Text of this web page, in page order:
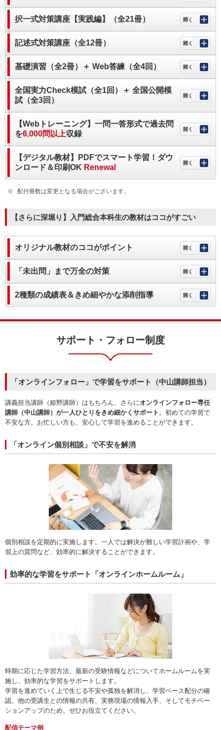
択一式対策講座【実践編】（全21冊）
記述式対策講座（全12冊）
基礎演習（全2冊）＋ Web答練（全4回）
全国実力Check模試（全1回）＋ 全国公開模
試（全3回）
【Webトレーニング】一問一答形式で過去問
を6,000問以上収録
【デジタル教材】PDFでスマート学習！ダウ
ンロード＆印刷OK Renewal
配付冊数は変更となる場合がございます。
【さらに深堀り】入門総合本科生の教材はココがすごい
オリジナル教材のココがポイント
「未出問」まで万全の対策
2種類の成績表＆きめ細やかな添削指導
サポート・フォロー制度
「オンラインフォロー」で学習をサポート（中山講師担当）
講義担当講師（姫野講師）はもちろん、さらにオンラインフォロー専任
講師（中山講師）が一人ひとりをきめ細かくサポート 。初めての学習で
不安な方、お忙しい方も、安心して学習を進めることができます。
「オンライン個別相談」で不安を解消
個別相談を定期的に実施します。一人では解決が難しい学習計画や、学
習上の質問など、効率的に解決することができます。
効率的な学習をサポート「オンラインホームルーム」
時期に応じた学習方法、最新の受験情報などについてホームルームを実
施し、効率的な学習をサポートします。
学習を進めていく上で生じる不安や孤独を解消し、学習ペース配分の確
認、他の受講生との情報の共有、実務現場の情報入手、そしてモチベー
ションアップのため、ぜひお役立てください。
配信テーマ例